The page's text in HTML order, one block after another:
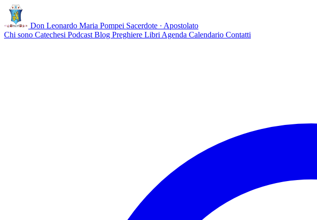
Don Leonardo Maria Pompei Sacerdote · Apostolato
Chi sono Catechesi Podcast Blog Preghiere Libri Agenda Calendario Contatti